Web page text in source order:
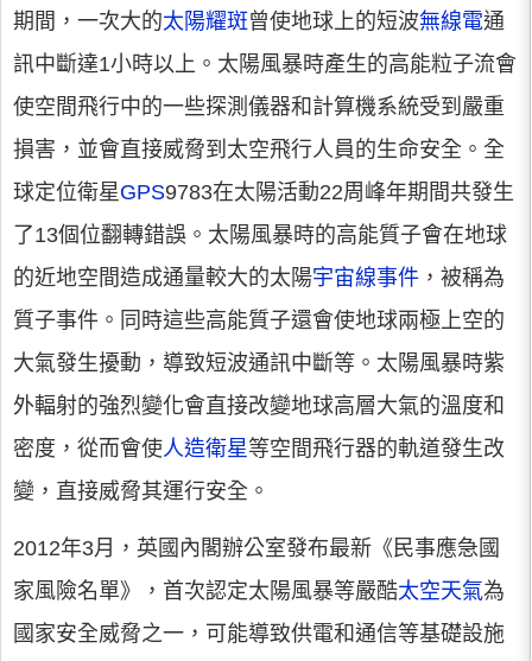
期間，一次大的太陽耀斑曾使地球上的短波無線電通
訊中斷達1小時以上。太陽風暴時產生的高能粒子流會
使空間飛行中的一些探測儀器和計算機系統受到嚴重
損害，並會直接威脅到太空飛行人員的生命安全。全
球定位衛星GPS9783在太陽活動22周峰年期間共發生
了13個位翻轉錯誤。太陽風暴時的高能質子會在地球
的近地空間造成通量較大的太陽宇宙線事件 ，被稱為
質子事件。同時這些高能質子還會使地球兩極上空的
大氣發生擾動，導致短波通訊中斷等。太陽風暴時紫
外輻射的強烈變化會直接改變地球高層大氣的溫度和
密度，從而會使人造衛星等空間飛行器的軌道發生改
變，直接威脅其運行安全。
2012年3月，英國內閣辦公室發布最新《民事應急國
家風險名單》，首次認定太陽風暴等嚴酷太空天氣為
國家安全威脅之一，可能導致供電和通信等基礎設施